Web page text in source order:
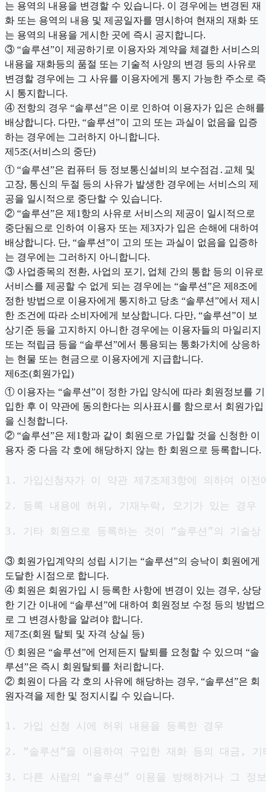
는 용역의 내용을 변경할 수 있습니다. 이 경우에는 변경된 재
화 또는 용역의 내용 및 제공일자를 명시하여 현재의 재화 또
는 용역의 내용을 게시한 곳에 즉시 공지합니다.
③ “솔루션”이 제공하기로 이용자와 계약을 체결한 서비스의
내용을 재화등의 품절 또는 기술적 사양의 변경 등의 사유로
변경할 경우에는 그 사유를 이용자에게 통지 가능한 주소로 즉
시 통지합니다.
④ 전항의 경우 “솔루션”은 이로 인하여 이용자가 입은 손해를
배상합니다. 다만, “솔루션”이 고의 또는 과실이 없음을 입증
하는 경우에는 그러하지 아니합니다.
제5조(서비스의 중단)
① “솔루션”은 컴퓨터 등 정보통신설비의 보수점검․교체 및
고장, 통신의 두절 등의 사유가 발생한 경우에는 서비스의 제
공을 일시적으로 중단할 수 있습니다.
② “솔루션”은 제1항의 사유로 서비스의 제공이 일시적으로
중단됨으로 인하여 이용자 또는 제3자가 입은 손해에 대하여
배상합니다. 단, “솔루션”이 고의 또는 과실이 없음을 입증하
는 경우에는 그러하지 아니합니다.
③ 사업종목의 전환, 사업의 포기, 업체 간의 통합 등의 이유로
서비스를 제공할 수 없게 되는 경우에는 “솔루션”은 제8조에
정한 방법으로 이용자에게 통지하고 당초 “솔루션”에서 제시
한 조건에 따라 소비자에게 보상합니다. 다만, “솔루션”이 보
상기준 등을 고지하지 아니한 경우에는 이용자들의 마일리지
또는 적립금 등을 “솔루션”에서 통용되는 통화가치에 상응하
는 현물 또는 현금으로 이용자에게 지급합니다.
제6조(회원가입)
① 이용자는 “솔루션”이 정한 가입 양식에 따라 회원정보를 기
입한 후 이 약관에 동의한다는 의사표시를 함으로서 회원가입
을 신청합니다.
② “솔루션”은 제1항과 같이 회원으로 가입할 것을 신청한 이
용자 중 다음 각 호에 해당하지 않는 한 회원으로 등록합니다.
1. 가입신청자가 이 약관 제7조제3항에 의하여 이전
2. 등록 내용에 허위, 기재누락, 오기가 있는 경우
3. 기타 회원으로 등록하는 것이 “솔루션”의 기술상
③ 회원가입계약의 성립 시기는 “솔루션”의 승낙이 회원에게
도달한 시점으로 합니다.
④ 회원은 회원가입 시 등록한 사항에 변경이 있는 경우, 상당
한 기간 이내에 “솔루션”에 대하여 회원정보 수정 등의 방법으
로 그 변경사항을 알려야 합니다.
제7조(회원 탈퇴 및 자격 상실 등)
① 회원은 “솔루션”에 언제든지 탈퇴를 요청할 수 있으며 “솔
루션”은 즉시 회원탈퇴를 처리합니다.
② 회원이 다음 각 호의 사유에 해당하는 경우, “솔루션”은 회
원자격을 제한 및 정지시킬 수 있습니다.
1. 가입 신청 시에 허위 내용을 등록한 경우
2. “솔루션”을 이용하여 구입한 재화 등의 대금, 기
3. 다른 사람의 “솔루션” 이용을 방해하거나 그 정